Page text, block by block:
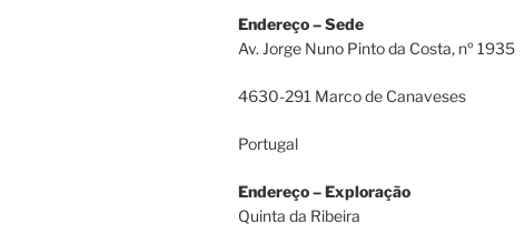
Endereço – Sede
Av. Jorge Nuno Pinto da Costa, nº 1935
4630-291 Marco de Canaveses
Portugal
Endereço – Exploração
Quinta da Ribeira